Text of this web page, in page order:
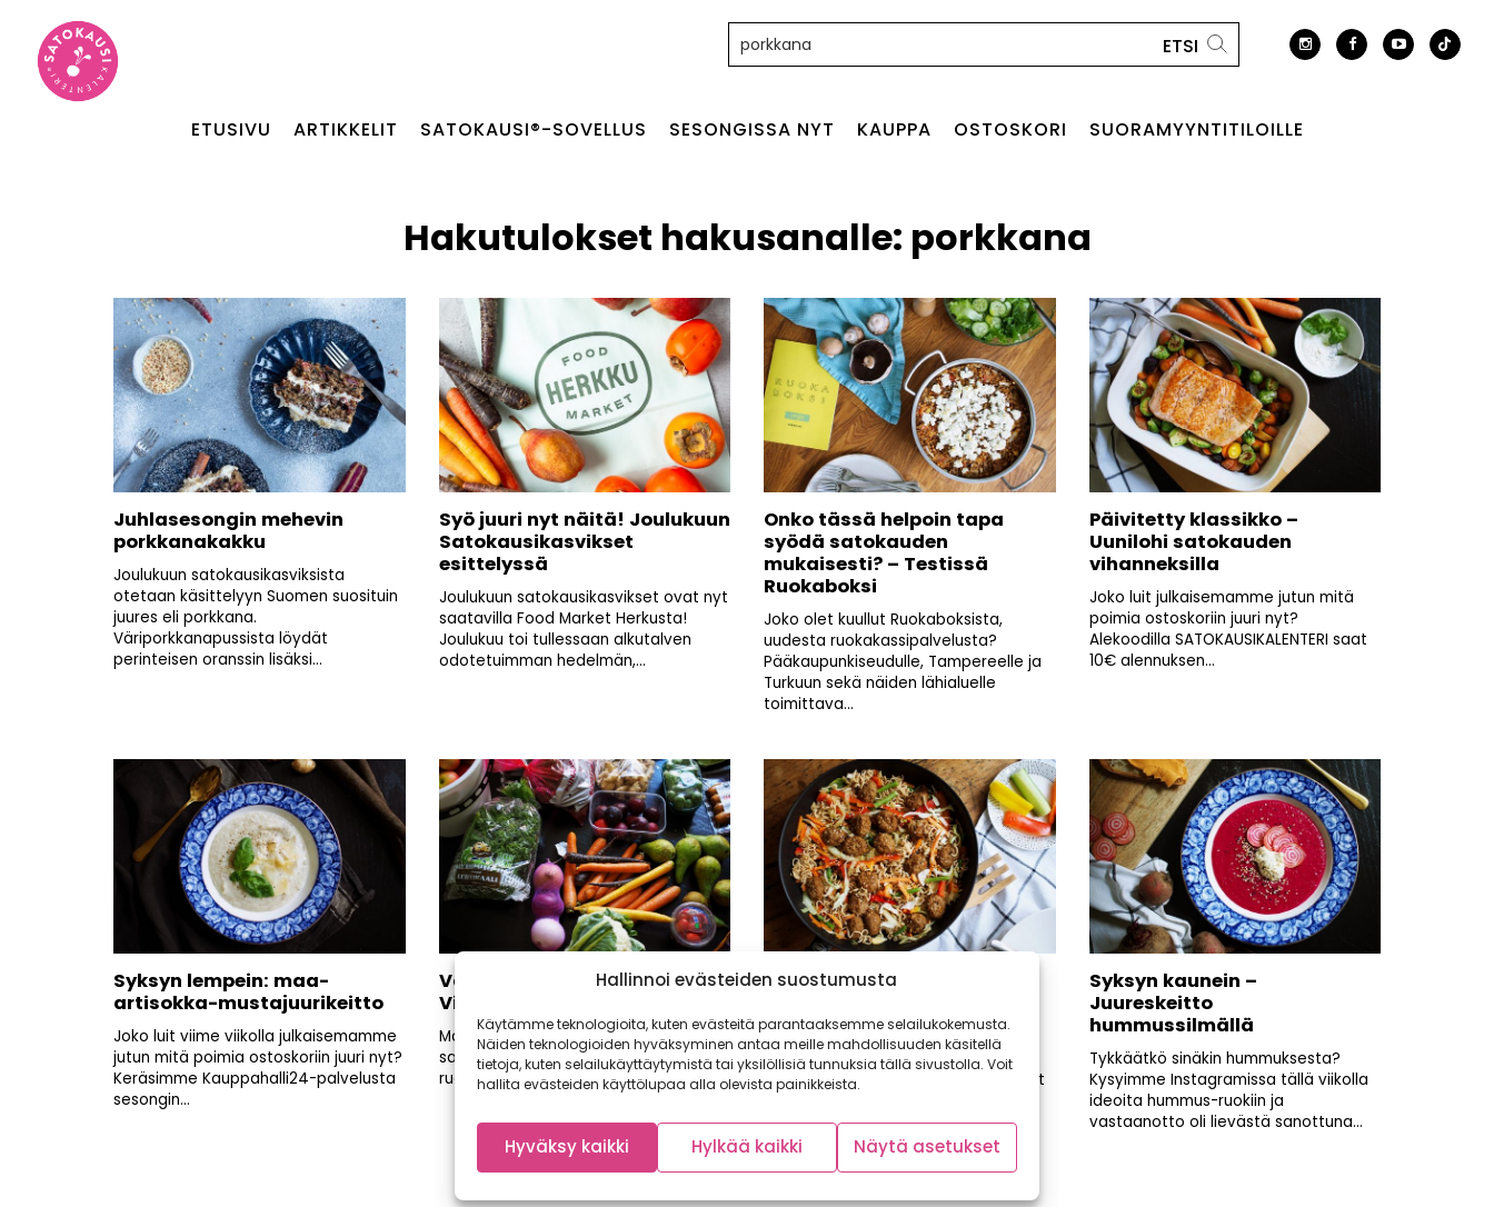
Hallinnoi evästeiden suostumusta
Käytämme teknologioita, kuten evästeitä parantaaksemme selailukokemusta.
Näiden teknologioiden hyväksyminen antaa meille mahdollisuuden käsitellä
tietoja, kuten selailukäyttäytymistä tai yksilöllisiä tunnuksia tällä sivustolla. Voit
hallita evästeiden käyttölupaa alla olevista painikkeista.
Hyväksy kaikki Hylkää kaikki Näytä asetukset
Haku:
ETUSIVU ARTIKKELIT SATOKAUSI®-SOVELLUS SESONGISSA NYT KAUPPA OSTOSKORI SUORAMYYNTITILOILLE
Hakutulokset hakusanalle: porkkana
Juhlasesongin mehevin
porkkanakakku
Joulukuun satokausikasviksista
otetaan käsittelyyn Suomen suosituin
juures eli porkkana.
Väriporkkanapussista löydät
perinteisen oranssin lisäksi...
Syö juuri nyt näitä! Joulukuun
Satokausikasvikset
esittelyssä
Joulukuun satokausikasvikset ovat nyt
saatavilla Food Market Herkusta!
Joulukuu toi tullessaan alkutalven
odotetuimman hedelmän,...
Onko tässä helpoin tapa
syödä satokauden
mukaisesti? – Testissä
Ruokaboksi
Joko olet kuullut Ruokaboksista,
uudesta ruokakassipalvelusta?
Pääkaupunkiseudulle, Tampereelle ja
Turkuun sekä näiden lähialuelle
toimittava...
Päivitetty klassikko –
Uunilohi satokauden
vihanneksilla
Joko luit julkaisemamme jutun mitä
poimia ostoskoriin juuri nyt?
Alekoodilla SATOKAUSIKALENTERI saat
10€ alennuksen...
Syksyn lempein: maa-
artisokka-mustajuurikeitto
Joko luit viime viikolla julkaisemamme
jutun mitä poimia ostoskoriin juuri nyt?
Keräsimme Kauppahalli24-palvelusta
sesongin...
Valitse ostoskoriin juuri nyt –
Vinkit viikon ruokaostoksiin
Moni meistä painii viikosta toiseen
samojen haasteiden kanssa: mitä
ruokaa valmistaisi ja kuinka ruokaan...
Näin saat (voit yrittää)
kasviksia
Lapset ja kasvikset ovat ruoka-alan
”kuuma peruna”, jota monet eri tahot
Syksyn kaunein –
Juureskeitto
hummussilmällä
Tykkäätkö sinäkin hummuksesta?
Kysyimme Instagramissa tällä viikolla
ideoita hummus-ruokiin ja
vastaanotto oli lievästä sanottuna...